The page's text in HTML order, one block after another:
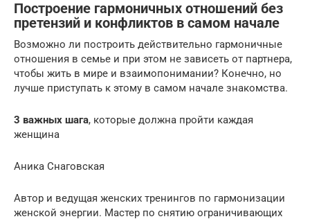
Построение гармоничных отношений без
претензий и конфликтов в самом начале
Возможно ли построить действительно гармоничные
отношения в семье и при этом не зависеть от партнера,
чтобы жить в мире и взаимопонимании? Конечно, но
лучше приступать к этому в самом начале знакомства.
3 важных шага, которые должна пройти каждая
женщина
Аника Снаговская
Автор и ведущая женских тренингов по гармонизации
женской энергии. Мастер по снятию ограничивающих